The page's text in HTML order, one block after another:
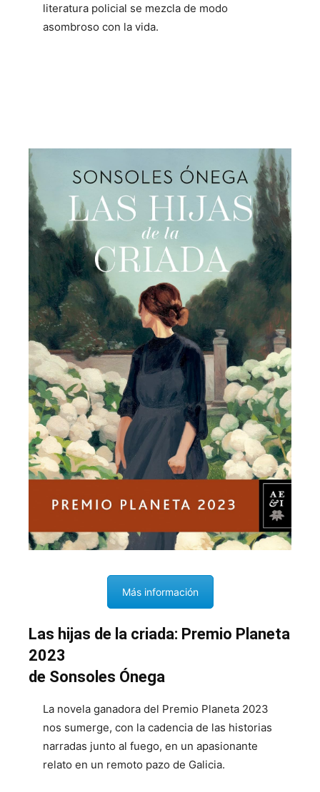
literatura policial se mezcla de modo
asombroso con la vida.
Más información
Las hijas de la criada: Premio Planeta
2023
de Sonsoles Ónega
La novela ganadora del Premio Planeta 2023
nos sumerge, con la cadencia de las historias
narradas junto al fuego, en un apasionante
relato en un remoto pazo de Galicia.